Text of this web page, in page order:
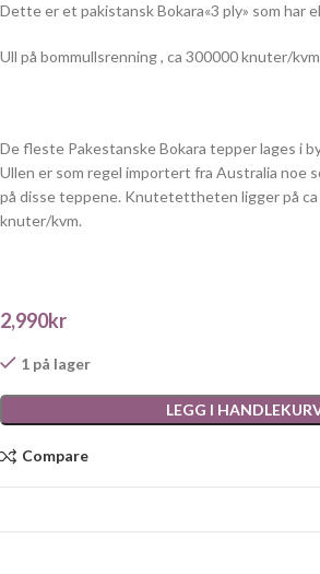
Dette er et pakistansk Bokara«3 ply» som har
Ull på bommullsrenning , ca 300000 knuter/kvm
De fleste Pakestanske Bokara tepper lages i
Ullen er som regel importert fra Australia noe
på disse teppene. Knutetettheten ligger på
knuter/kvm.
2,990kr
1 på lager
LEGG I
Compare